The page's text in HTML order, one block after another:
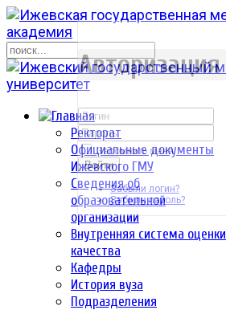
Ректорат
Официальные документы
Ижевского ГМУ
Сведения об
образовательной
организации
Внутренняя система оценки
качества
Кафедры
История вуза
Подразделения
р
Авторизация
Запомнить меня
Войти
Забыли логин?
Забыли пароль?